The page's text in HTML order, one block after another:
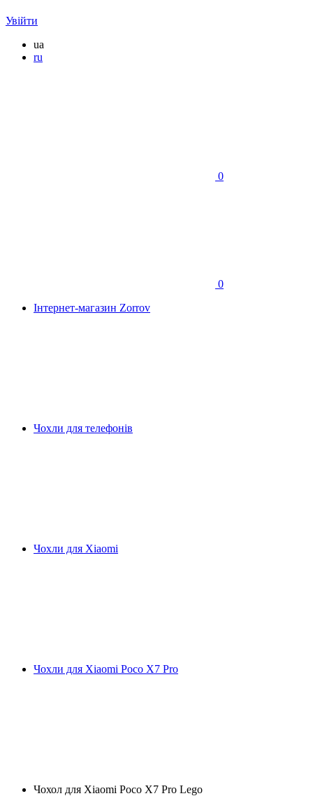
Увійти
ua
ru
0
0
Інтернет-магазин Zorrov
Чохли для телефонів
Чохли для Xiaomi
Чохли для Xiaomi Poco X7 Pro
Чохол для Xiaomi Poco X7 Pro Lego